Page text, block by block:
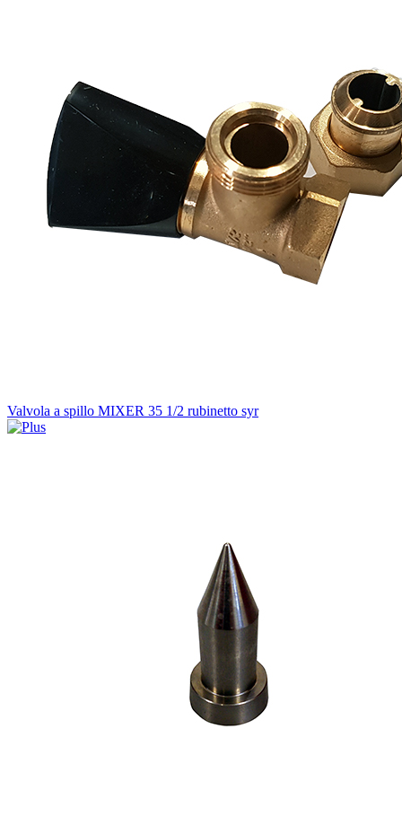
Valvola a spillo MIXER 35 1/2 rubinetto syr